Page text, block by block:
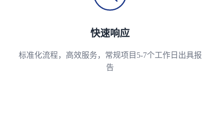
快速响应
标准化流程，高效服务，常规项目5-7个工作日出具报
告